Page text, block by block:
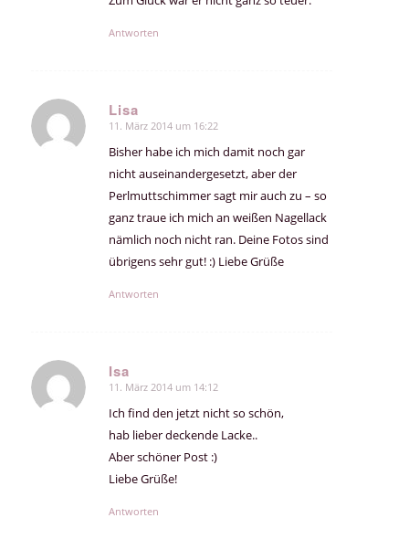
Antworten
Lisa
sagte:
11. März 2014 um 16:22
Bisher habe ich mich damit noch gar
nicht auseinandergesetzt, aber der
Perlmuttschimmer sagt mir auch zu – so
ganz traue ich mich an weißen Nagellack
nämlich noch nicht ran. Deine Fotos sind
übrigens sehr gut! :) Liebe Grüße
Antworten
Isa
sagte:
11. März 2014 um 14:12
Ich find den jetzt nicht so schön,
hab lieber deckende Lacke..
Aber schöner Post :)
Liebe Grüße!
Antworten